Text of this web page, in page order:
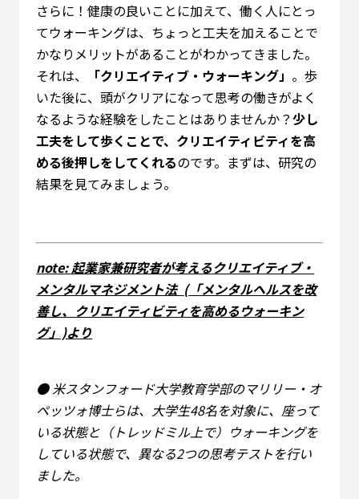
さらに！健康の良いことに加えて、働く人にとっ
てウォーキングは、ちょっと工夫を加えることで
かなりメリットがあることがわかってきました。
それは、
「クリエイティブ・ウォーキング」 。歩
いた後に、頭がクリアになって思考の働きがよく
なるような経験をしたことはありませんか？少し
工夫をして歩くことで、クリエイティビティを高
める後押しをしてくれるのです。まずは、研究の
結果を見てみましょう。
note: 起業家兼研究者が考えるクリエイティブ・
メンタルマネジメント法 (「メンタルヘルスを改
善し、クリエイティビティを高めるウォーキン
グ」)より
● 米スタンフォード大学教育学部のマリリー・オ
ペッツォ博士らは、大学生48名を対象に、座って
いる状態と（トレッドミル上で）ウォーキングを
している状態で、異なる2つの思考テストを行い
ました。